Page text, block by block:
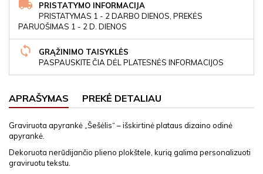
PRISTATYMO INFORMACIJA
PRISTATYMAS 1 - 2 DARBO DIENOS, PREKĖS
PARUOŠIMAS 1 - 2 D. DIENOS
GRĄŽINIMO TAISYKLĖS
PASPAUSKITE ČIA DĖL PLATESNĖS INFORMACIJOS
APRAŠYMAS PREKĖ DETALIAU
Graviruota apyrankė „Šešėlis“ – išskirtinė plataus dizaino odinė
apyrankė.
Dekoruota nerūdijančio plieno plokštele, kurią galima personalizuoti
graviruotu tekstu.